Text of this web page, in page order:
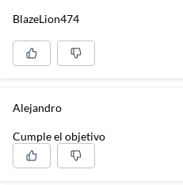
BlazeLion474
Alejandro
Cumple el objetivo